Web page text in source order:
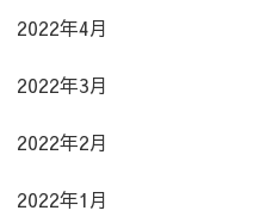
2022年4月
2022年3月
2022年2月
2022年1月